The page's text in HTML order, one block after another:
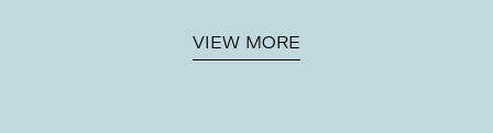
VIEW MORE